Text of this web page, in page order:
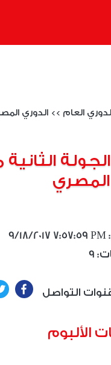
العام >>
المصري
التواصل
الألبوم